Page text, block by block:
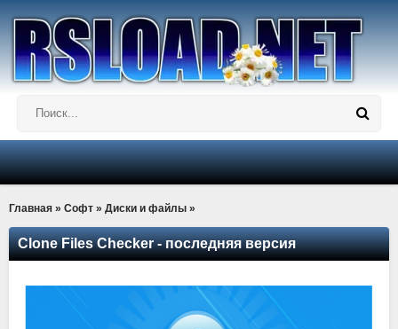
Главная » Софт » Диски и файлы »
Clone Files Checker - последняя версия